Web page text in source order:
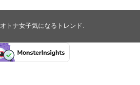
オトナ女子気になるトレンド